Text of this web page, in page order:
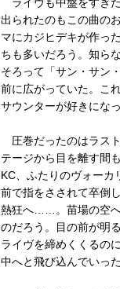
出られたのもこの曲の
マにカジヒデキが作っ
ちも多いだろう。知ら
そろって「サン・サン
前に広がっていた。こ
サウンターが好きにな
圧巻だったのはラス
テージから目を離す間
KC、ふたりのヴォー
前で指をさされて卒倒
熱狂へ……。苗場の空へ
のだろう。目の前が明
ライヴを締めくくるの
中へと飛び込んでいった